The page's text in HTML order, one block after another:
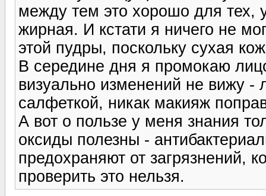
между тем это хорошо для тех,
жирная. И кстати я ничего не
этой пудры, поскольку сухая
В середине дня я промокаю
визуально изменений не вижу
салфеткой, никак макияж
А вот о пользе у меня знания
оксиды полезны -
предохраняют от загрязнений,
проверить это нельзя.